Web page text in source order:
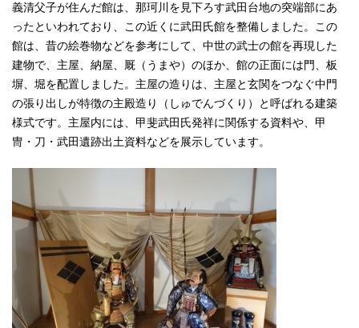
義清父子が住んだ館は、那珂川を見下ろす武田台地の突端部にあ
ったといわれており、この近くに武田氏館を整備しました。この
館は、昔の絵巻物などを参考にして、中世の武士の館を再現した
建物で、主屋、納屋、厩（うまや）のほか、館の正面には門、板
塀、堀を配置しました。主屋の造りは、主屋と玄関をつなぐ中門
の張り出しが特徴の主殿造り（しゅでんづくり）と呼ばれる建築
様式です。主屋内には、甲斐武田氏発祥に関係する資料や、甲
冑・刀・武田遺跡出土資料などを展示しています。